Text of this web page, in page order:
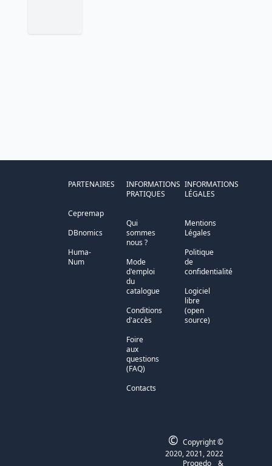
PARTENAIRES
Cepremap
DBnomics
Huma-
Num
INFORMATIONS
PRATIQUES
Qui
sommes
nous ?
Mode
d'emploi
du
catalogue
Conditions
d'accès
Foire
aux
questions
(FAQ)
Contacts
INFORMATIONS
LÉGALES
Mentions
Légales
Politique
de
confidentialité
Logiciel
libre
(open
source)
© Copyright ©
2020, 2021, 2022
Progedo
&